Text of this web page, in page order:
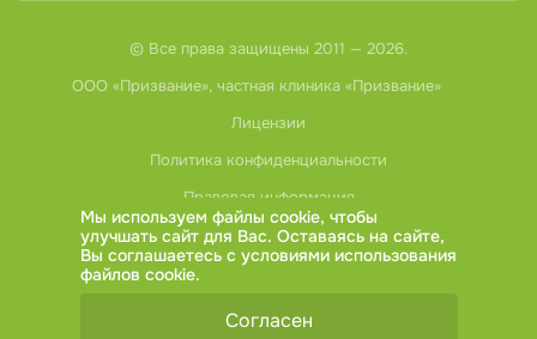
© Все права защищены 2011 — 2026.
ООО «Призвание», частная клиника «Призвание»
Лицензии
Политика конфиденциальности
Правовая информация
ИМЕЮТСЯ ПРОТИВОПОКАЗАНИЯ,
НЕОБХОДИМА КОНСУЛЬТАЦИЯ
Мы используем файлы cookie, чтобы
улучшать сайт для Вас. Оставаясь на сайте,
Вы соглашаетесь с условиями использования
файлов cookie.
Согласен